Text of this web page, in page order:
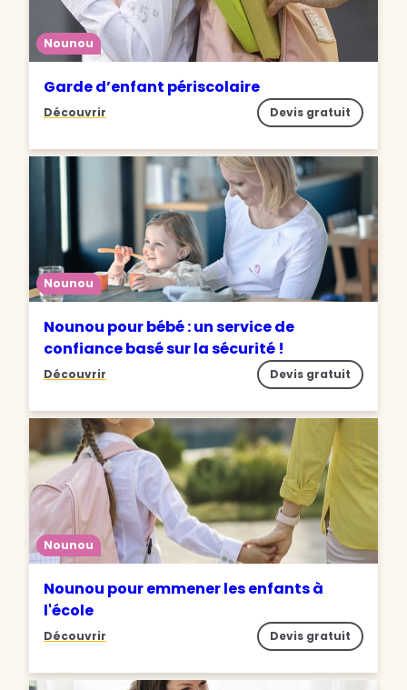
Nounou
Garde d’enfant périscolaire
Découvrir Devis gratuit
Nounou
Nounou pour bébé : un service de
confiance basé sur la sécurité !
Découvrir Devis gratuit
Nounou
Nounou pour emmener les enfants à
l'école
Découvrir Devis gratuit